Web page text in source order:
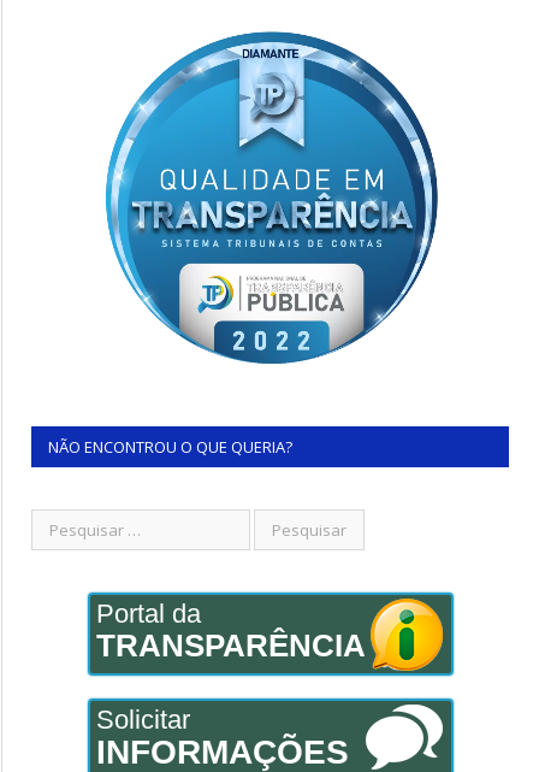
NÃO ENCONTROU O QUE QUERIA?
Portal da
TRANSPARÊNCIA
Solicitar
INFORMAÇÕES